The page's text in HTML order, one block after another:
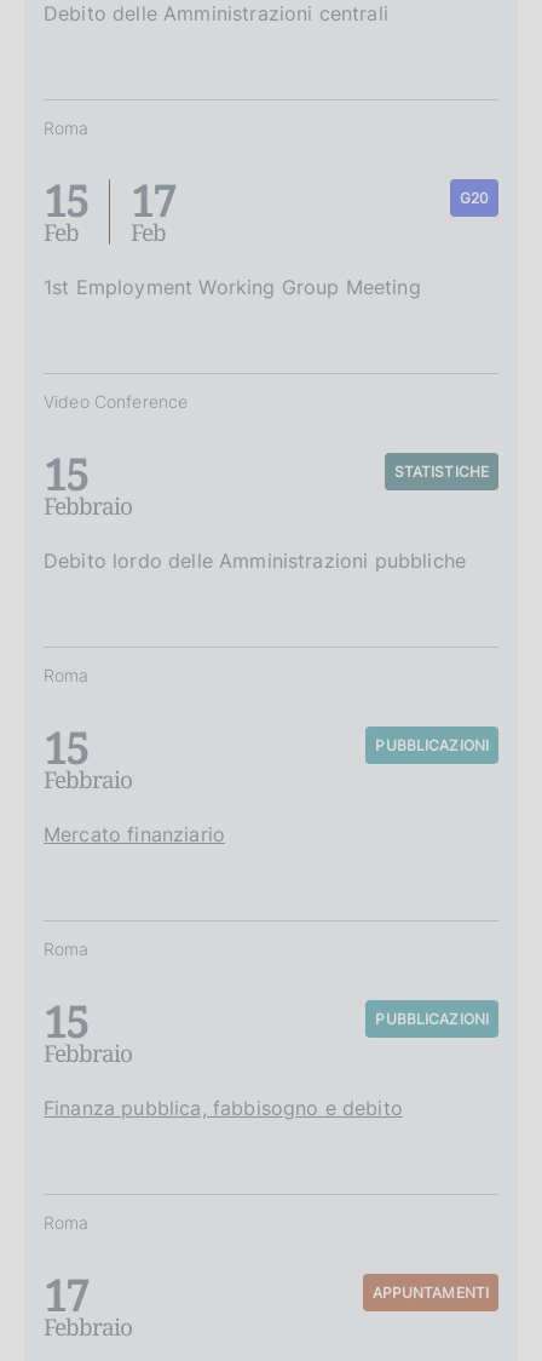
Debito delle Amministrazioni centrali
Roma
15
Feb
17
Feb
G20
1st Employment Working Group Meeting
Video Conference
15
Febbraio
STATISTICHE
Debito lordo delle Amministrazioni pubbliche
Roma
15
Febbraio
PUBBLICAZIONI
Mercato finanziario
Roma
15
Febbraio
PUBBLICAZIONI
Finanza pubblica, fabbisogno e debito
Roma
17
Febbraio
APPUNTAMENTI